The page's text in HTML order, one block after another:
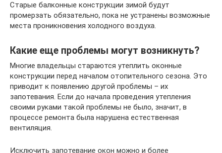
Старые балконные конструкции зимой будут
промерзать обязательно, пока не устранены возможные
места проникновения холодного воздуха.
Какие еще проблемы могут возникнуть?
Многие владельцы стараются утеплить оконные
конструкции перед началом отопительного сезона. Это
приводит к появлению другой проблемы – их
запотевания. Если до начала проведения утепления
своими руками такой проблемы не было, значит, в
процессе ремонта была нарушена естественная
вентиляция.
Исключить запотевание окон можно и более